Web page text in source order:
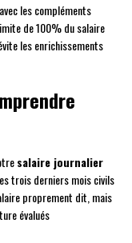
les compléments
de 100% du salaire
les enrichissements
salaire journalier
trois derniers mois civils
proprement dit, mais
évalués